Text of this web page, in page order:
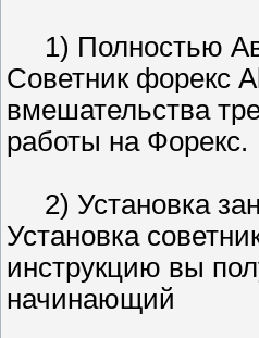
1) Полностью
Советник форекс
вмешательства
работы на Форекс.
2) Установка
Установка
инструкцию вы
начинающий